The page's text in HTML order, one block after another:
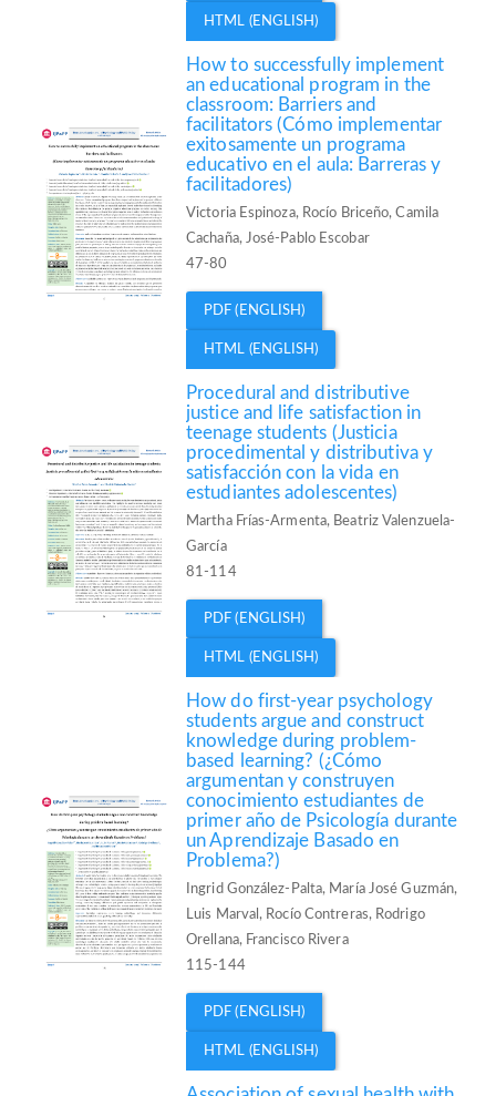
HTML (ENGLISH)
How to successfully implement
an educational program in the
classroom: Barriers and
facilitators (Cómo implementar
exitosamente un programa
educativo en el aula: Barreras y
facilitadores)
Victoria Espinoza, Rocío Briceño, Camila
Cachaña, José-Pablo Escobar
47-80
PDF (ENGLISH)
HTML (ENGLISH)
Procedural and distributive
justice and life satisfaction in
teenage students (Justicia
procedimental y distributiva y
satisfacción con la vida en
estudiantes adolescentes)
Martha Frías-Armenta, Beatriz Valenzuela-
García
81-114
PDF (ENGLISH)
HTML (ENGLISH)
How do first-year psychology
students argue and construct
knowledge during problem-
based learning? (¿Cómo
argumentan y construyen
conocimiento estudiantes de
primer año de Psicología durante
un Aprendizaje Basado en
Problema?)
Ingrid González-Palta, María José Guzmán,
Luis Marval, Rocío Contreras, Rodrigo
Orellana, Francisco Rivera
115-144
PDF (ENGLISH)
HTML (ENGLISH)